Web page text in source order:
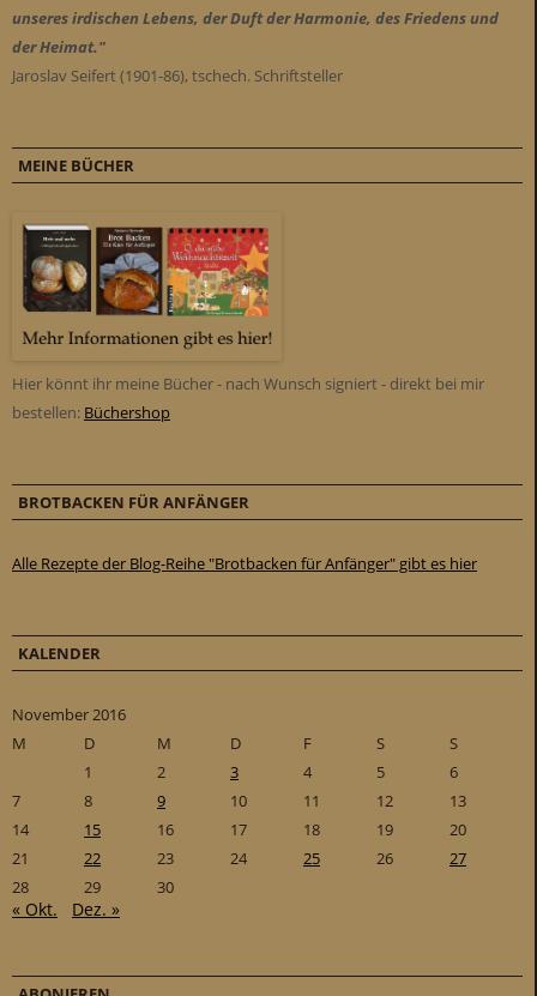
unseres irdischen Lebens, der Duft der Harmonie, des Friedens und
der Heimat."
Jaroslav Seifert (1901-86), tschech. Schriftsteller
MEINE BÜCHER
Hier könnt ihr meine Bücher - nach Wunsch signiert - direkt bei mir
bestellen: Büchershop
BROTBACKEN FÜR ANFÄNGER
Alle Rezepte der Blog-Reihe "Brotbacken für Anfänger" gibt es hier
KALENDER
November 2016
M
D M D F S
S
1
2 3 4 5
6
7
8 9 10 11 12
13
14
15 16 17 18 19
20
21
22 23 24 25 26
27
28
29 30
« Okt. Dez. »